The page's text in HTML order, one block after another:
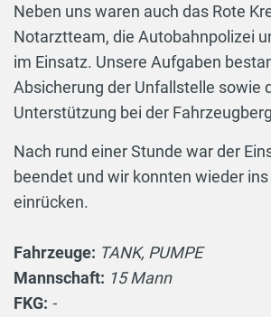
Neben uns waren auch das Rote
Notarztteam, die Autobahnpolizei
im Einsatz. Unsere Aufgaben
Absicherung der Unfallstelle sowie
Unterstützung bei der
Nach rund einer Stunde war der
beendet und wir konnten wieder
einrücken.
Fahrzeuge: TANK, PUMPE
Mannschaft: 15 Mann
FKG: -